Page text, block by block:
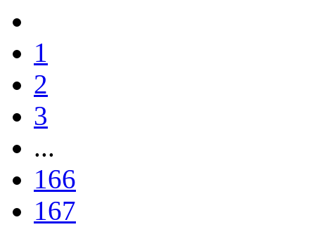
1
2
3
...
166
167